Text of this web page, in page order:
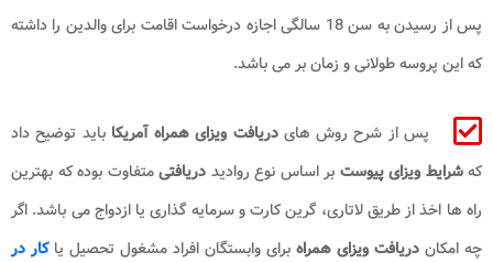
پس از رسیدن به سن 18 سالگی اجازه درخواست اقامت برای والدین را داشته
که این پروسه طولانی و زمان بر می باشد.
پس از شرح روش هایدریافت ویزای همراه آمریکا باید توضیح داد
کهشرایط ویزای پیوست بر اساس نوع روادید دریافتیمتفاوت بوده که بهترین
راه ها اخذ از طریق لاتاری، گرین کارت و سرمایه گذاری یا ازدواج می باشد. اگر
چه امکان دریافت ویزای همراه برای وابستگان افراد مشغول تحصیل یاکار در